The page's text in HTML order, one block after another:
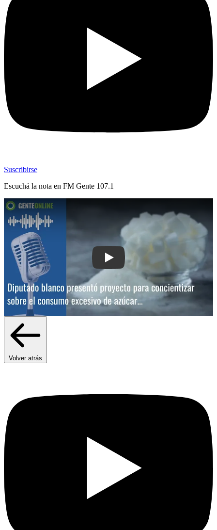
Suscribirse
Escuchá la nota en FM Gente 107.1
Play: Diputado blanco presentó
Volver atrás